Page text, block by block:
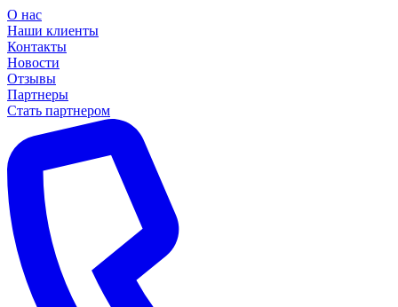
О нас
Наши клиенты
Контакты
Новости
Отзывы
Партнеры
Стать партнером